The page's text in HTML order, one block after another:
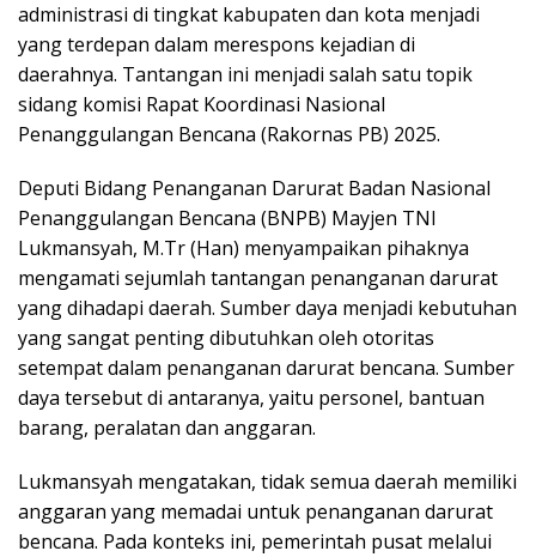
administrasi di tingkat kabupaten dan kota menjadi
yang terdepan dalam merespons kejadian di
daerahnya. Tantangan ini menjadi salah satu topik
sidang komisi Rapat Koordinasi Nasional
Penanggulangan Bencana (Rakornas PB) 2025.
Deputi Bidang Penanganan Darurat Badan Nasional
Penanggulangan Bencana (BNPB) Mayjen TNI
Lukmansyah, M.Tr (Han) menyampaikan pihaknya
mengamati sejumlah tantangan penanganan darurat
yang dihadapi daerah. Sumber daya menjadi kebutuhan
yang sangat penting dibutuhkan oleh otoritas
setempat dalam penanganan darurat bencana. Sumber
daya tersebut di antaranya, yaitu personel, bantuan
barang, peralatan dan anggaran.
Lukmansyah mengatakan, tidak semua daerah memiliki
anggaran yang memadai untuk penanganan darurat
bencana. Pada konteks ini, pemerintah pusat melalui